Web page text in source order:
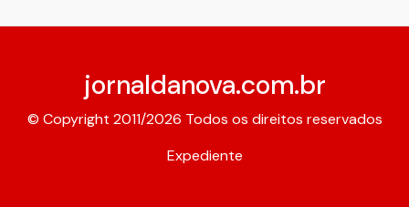
jornaldanova.com.br
© Copyright 2011/2026 Todos os direitos reservados
Expediente